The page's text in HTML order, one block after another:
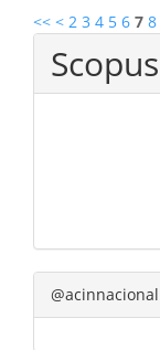
<< < 2 3 4 5 6 7 8
Scopus
@acinnacional